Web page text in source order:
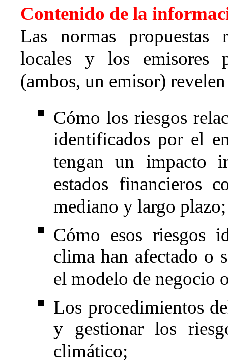
Contenido de la
Las normas propuestas
locales y los emisores
(ambos, un emisor)
Cómo los riesgos
identificados por el
tengan un impacto
estados financieros
mediano y largo plazo;
Cómo esos riesgos
clima han afectado o
el modelo de negocio
Los procedimientos
y gestionar los
climático;